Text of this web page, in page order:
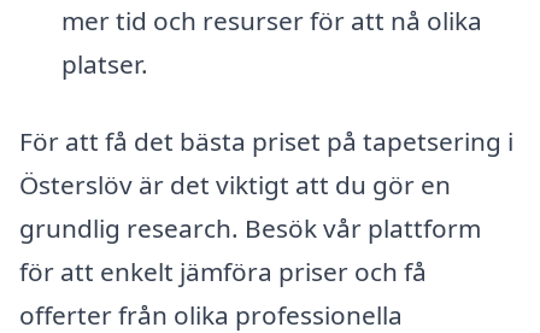
mer tid och resurser för att nå olika
platser.
För att få det bästa priset på tapetsering i
Österslöv är det viktigt att du gör en
grundlig research. Besök vår plattform
för att enkelt jämföra priser och få
offerter från olika professionella